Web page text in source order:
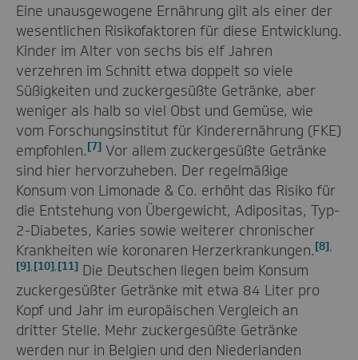
Eine unausgewogene Ernährung gilt als einer der
wesentlichen Risikofaktoren für diese Entwicklung.
Kinder im Alter von sechs bis elf Jahren
verzehren im Schnitt etwa doppelt so viele
Süßigkeiten und zuckergesüßte Getränke, aber
weniger als halb so viel Obst und Gemüse, wie
vom Forschungsinstitut für Kinderernährung (FKE)
empfohlen.[7] Vor allem zuckergesüßte Getränke
sind hier hervorzuheben. Der regelmäßige
Konsum von Limonade & Co. erhöht das Risiko für
die Entstehung von Übergewicht, Adipositas, Typ-
2-Diabetes, Karies sowie weiterer chronischer
Krankheiten wie koronaren Herzerkrankungen.[8],
[9],[10],[11] Die Deutschen liegen beim Konsum
zuckergesüßter Getränke mit etwa 84 Liter pro
Kopf und Jahr im europäischen Vergleich an
dritter Stelle. Mehr zuckergesüßte Getränke
werden nur in Belgien und den Niederlanden